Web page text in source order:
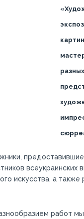
всеукраинских
искусства, а
работ